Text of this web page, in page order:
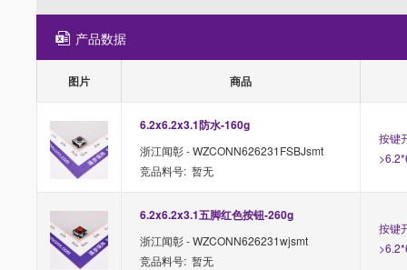
产品数据
图片 商品
6.2x6.2x3.1防水-160g
浙江闻彰 - WZCONN626231FSBJsmt
竞品料号: 暂无
按键
6.2x6.2x3.1五脚红色按钮-260g
浙江闻彰 - WZCONN626231wjsmt
竞品料号: 暂无
按键